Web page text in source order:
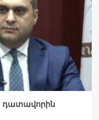
դատավորին